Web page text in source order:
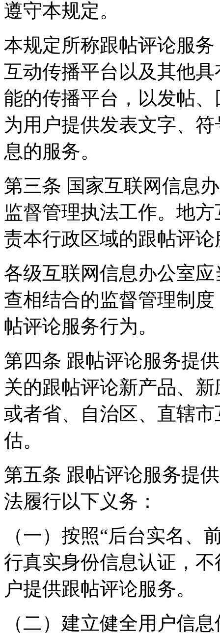
遵守本规定。
本规定所称跟帖评论服
互动传播平台以及其他
能的传播平台，以发帖
为用户提供发表文字、
息的服务。
第三条 国家互联网信息
监督管理执法工作。地
责本行政区域的跟帖评
各级互联网信息办公室
查相结合的监督管理制
帖评论服务行为。
第四条 跟帖评论服务提
关的跟帖评论新产品、
或者省、自治区、直辖
估。
第五条 跟帖评论服务提
法履行以下义务：
（一）按照“后台实名、
行真实身份信息认证，
户提供跟帖评论服务。
（二）建立健全用户信